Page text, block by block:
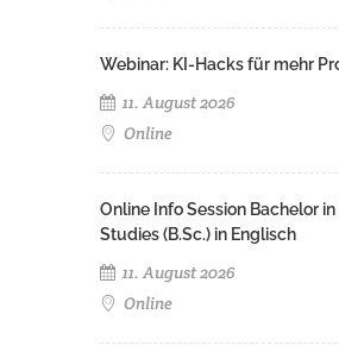
Webinar: KI-Hacks für mehr
11. August 2026
Online
Online Info Session Bachelor
Studies (B.Sc.) in Englisch
11. August 2026
Online